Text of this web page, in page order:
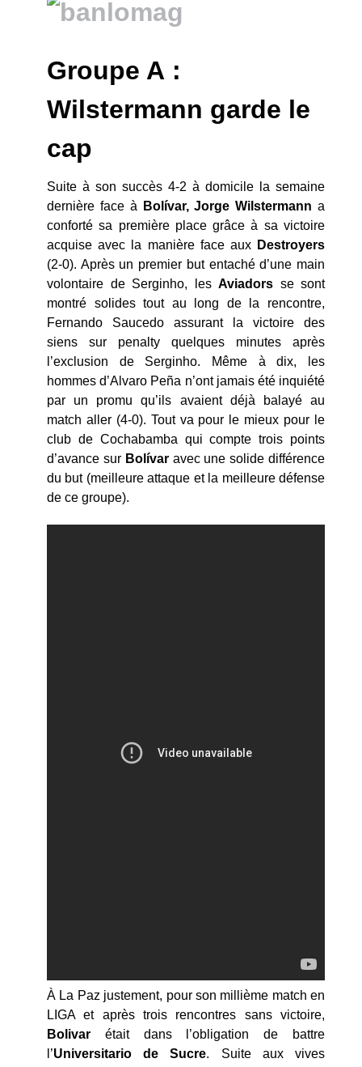
Groupe A :
Wilstermann garde le
cap
Suite à son succès 4-2 à domicile la semaine
dernière face à
Bolívar, Jorge Wilstermann a
conforté sa première place grâce à sa victoire
acquise avec la manière face aux Destroyers
(2-0). Après un premier but entaché d’une main
volontaire de Serginho, les Aviadors se sont
montré solides tout au long de la rencontre,
Fernando Saucedo assurant la victoire des
siens sur penalty quelques minutes après
l’exclusion de Serginho. Même à dix, les
hommes d’Alvaro Peña n’ont jamais été inquiété
par un promu qu’ils avaient déjà balayé au
match aller (4-0). Tout va pour le mieux pour le
club de Cochabamba qui compte trois points
d’avance sur Bolívaravec une solide différence
du but (meilleure attaque et la meilleure défense
de ce groupe).
À La Paz justement, pour son millième match en
LIGA et après trois rencontres sans victoire,
Bolivar était dans l’obligation de battre
l’Universitario de Sucre. Suite aux vives